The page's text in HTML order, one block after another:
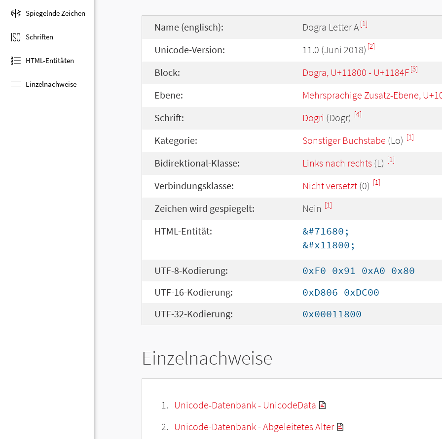
Spiegelnde Zeichen
Schriften
HTML-Entitäten
Einzelnachweise
Name (englisch): Dogra Letter A[1]
Unicode-Version: 11.0 (Juni 2018) [2]
Block: Dogra, U+11800 - U+1184F[3]
Ebene: Mehrsprachige Zusatz-Ebene,
Schrift: Dogri (Dogr) [4]
Kategorie: Sonstiger Buchstabe (Lo) [1]
Bidirektional-Klasse: Links nach rechts (L) [1]
Verbindungsklasse: Nicht versetzt (0) [1]
Zeichen wird gespiegelt: Nein [1]
HTML-Entität:
&#71680;
&#x11800;
UTF-8-Kodierung:
0xF0 0x91 0xA0 0x80
UTF-16-Kodierung:
0xD806 0xDC00
UTF-32-Kodierung:
0x00011800
Einzelnachweise
Unicode-Datenbank - UnicodeData
Unicode-Datenbank - Abgeleitetes Alter